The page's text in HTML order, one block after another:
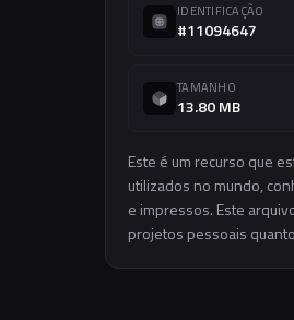
IDENTIFICAÇÃO
#11094647
TAMANHO
13.80 MB
Este é um recurso que
utilizados no mundo,
e impressos. Este
projetos pessoais